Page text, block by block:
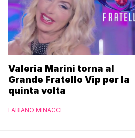
Valeria Marini torna al
Grande Fratello Vip per la
quinta volta
FABIANO MINACCI